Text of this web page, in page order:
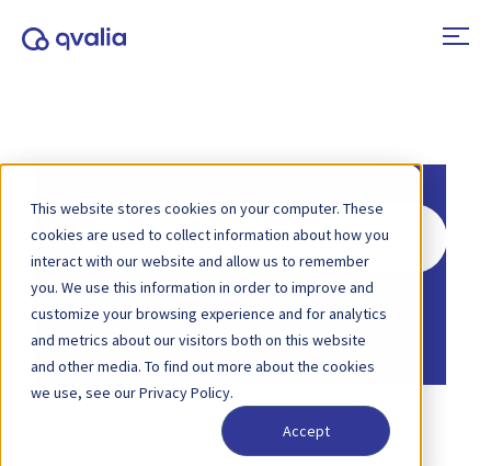
This website stores cookies on your computer. These
cookies are used to collect information about how you
interact with our website and allow us to remember
you. We use this information in order to improve and
customize your browsing experience and for analytics
and metrics about our visitors both on this website
and other media. To find out more about the cookies
we use, see our Privacy Policy.
Accept
Zoeken
naar
Home
Kennisbank
Formaten en berichttypes